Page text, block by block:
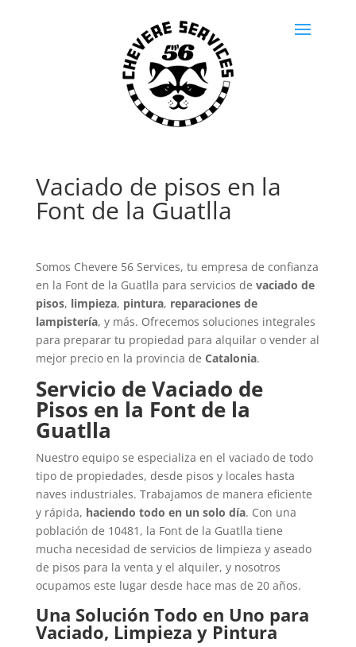
Vaciado de pisos en la
Font de la Guatlla
Somos Chevere 56 Services, tu empresa de confianza
en la Font de la Guatlla para servicios de vaciado de
pisos, limpieza, pintura, reparaciones de
lampistería, y más. Ofrecemos soluciones integrales
para preparar tu propiedad para alquilar o vender al
mejor precio en la provincia de Catalonia.
Servicio de Vaciado de
Pisos en la Font de la
Guatlla
Nuestro equipo se especializa en el vaciado de todo
tipo de propiedades, desde pisos y locales hasta
naves industriales. Trabajamos de manera eficiente
y rápida, haciendo todo en un solo día. Con una
población de 10481, la Font de la Guatlla tiene
mucha necesidad de servicios de limpieza y aseado
de pisos para la venta y el alquiler, y nosotros
ocupamos este lugar desde hace mas de 20 años.
Una Solución Todo en Uno para
Vaciado, Limpieza y Pintura